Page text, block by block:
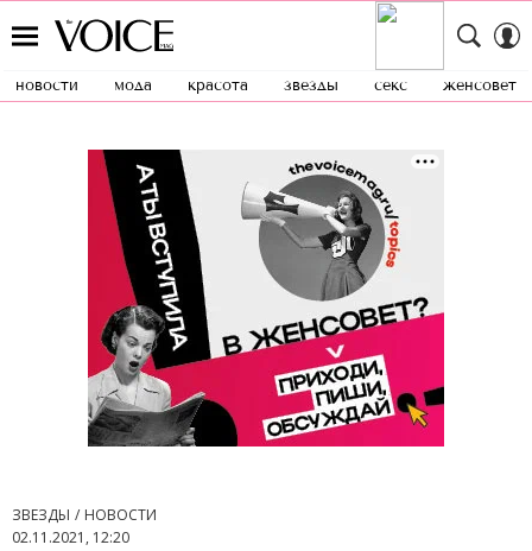
новости мода красота звезды секс женсовет
ЗВЕЗДЫ
НОВОСТИ
02.11.2021, 12:20